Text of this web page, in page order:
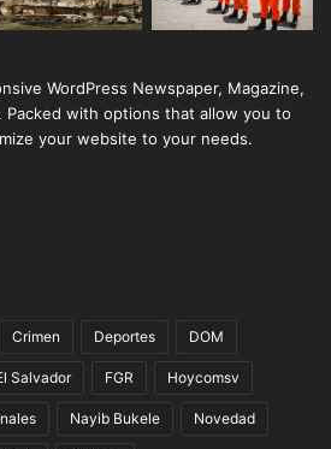
WordPress Newspaper, Magazine,
Packed with options that allow you to
your website to your needs.
Crimen Deportes DOM
Salvador FGR Hoycomsv
Nayib Bukele Novedad